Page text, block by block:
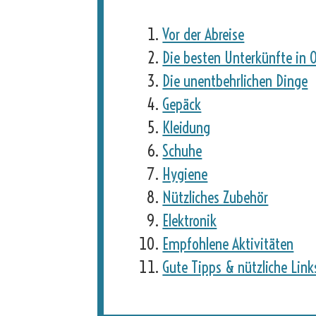
Vor der Abreise
Die besten Unterkünfte in
Die unentbehrlichen Dinge
Gepäck
Kleidung
Schuhe
Hygiene
Nützliches Zubehör
Elektronik
Empfohlene Aktivitäten
Gute Tipps & nützliche